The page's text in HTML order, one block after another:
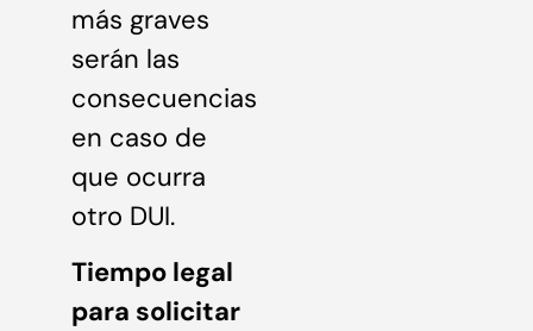
más graves
serán las
consecuencias
en caso de
que ocurra
otro DUI.
Tiempo legal
para solicitar